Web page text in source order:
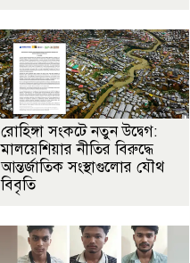
রোহিঙ্গা সংকটে নতুন উদ্বেগ:
মালয়েশিয়ার নীতির বিরুদ্ধে
আন্তর্জাতিক সংস্থাগুলোর যৌথ
বিবৃতি